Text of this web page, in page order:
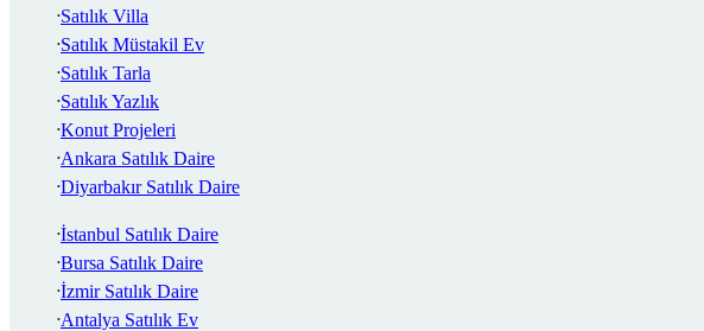
Satılık Villa
Satılık Müstakil Ev
Satılık Tarla
Satılık Yazlık
Konut Projeleri
Ankara Satılık Daire
Diyarbakır Satılık Daire
İstanbul Satılık Daire
Bursa Satılık Daire
İzmir Satılık Daire
Antalya Satılık Ev